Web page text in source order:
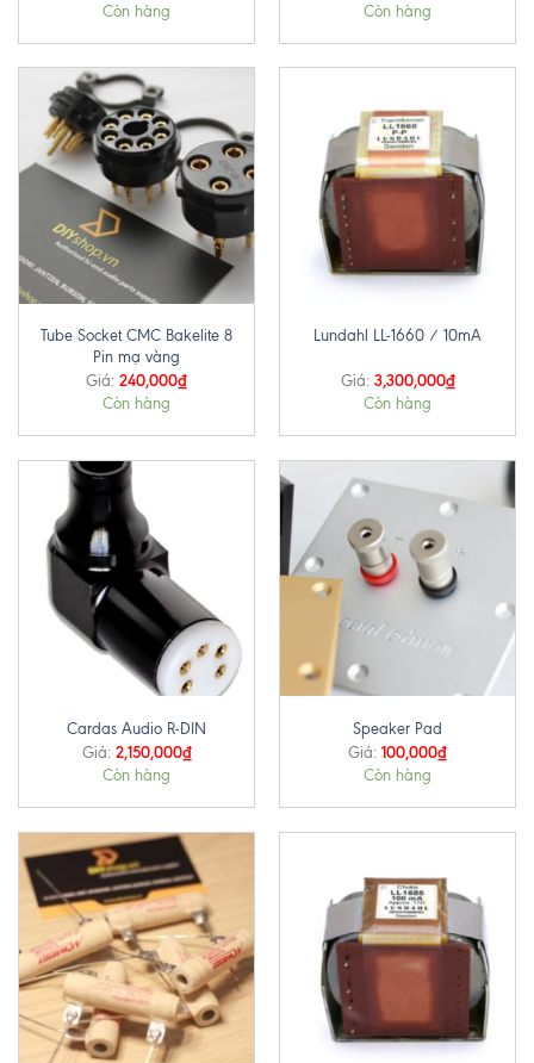
Còn hàng Còn hàng
Tube Socket CMC Bakelite 8
Pin mạ vàng
Giá: 240,000₫
Còn hàng
Lundahl LL-1660 / 10mA
Giá: 3,300,000₫
Còn hàng
Cardas Audio R-DIN
Giá: 2,150,000₫
Còn hàng
Speaker Pad
Giá: 100,000₫
Còn hàng